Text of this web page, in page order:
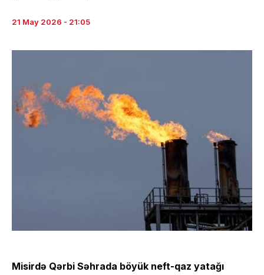
21 May 2026 - 21:05
Misirdə Qərbi Səhrada böyük neft-qaz yatağı